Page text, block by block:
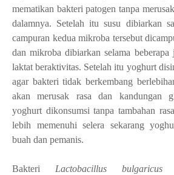
mematikan bakteri patogen tanpa
dalamnya. Setelah itu susu dibiarkan
campuran kedua mikroba tersebut
dan mikroba dibiarkan selama beberapa
laktat beraktivitas. Setelah itu yoghurt
agar bakteri tidak berkembang
akan merusak rasa dan kandungan
yoghurt dikonsumsi tanpa tambahan
lebih memenuhi selera sekarang
buah dan pemanis.
Bakteri Lactobacillus